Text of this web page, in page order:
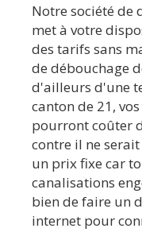
Notre société de
met à votre
des tarifs sans
de débouchage
d'ailleurs d'une
canton de 21,
pourront coûter
contre il ne
un prix fixe car
canalisations
bien de faire un
internet pour